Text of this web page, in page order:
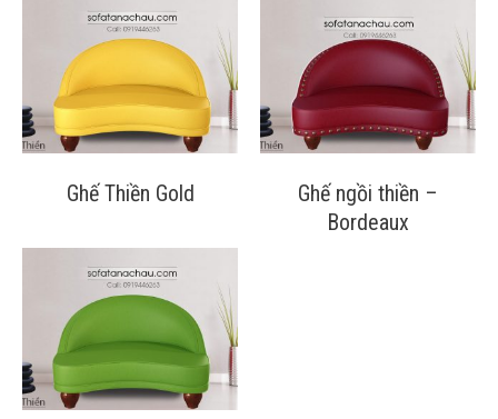
Ghế Thiền Gold
Ghế ngồi thiền –
Bordeaux